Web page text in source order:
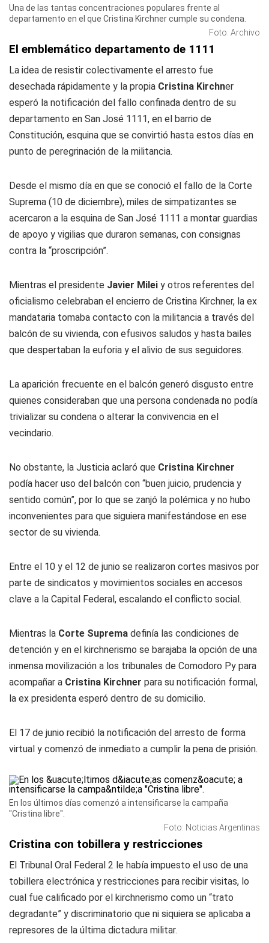
Una de las tantas concentraciones populares frente al
departamento en el que Cristina Kirchner cumple su condena.
Foto: Archivo
El emblemático departamento de 1111
La idea de resistir colectivamente el arresto fue
desechada rápidamente y la propia Cristina Kirchner
esperó la notificación del fallo confinada dentro de su
departamento en San José 1111, en el barrio de
Constitución, esquina que se convirtió hasta estos días en
punto de peregrinación de la militancia.
Desde el mismo día en que se conoció el fallo de la Corte
Suprema (10 de diciembre), miles de simpatizantes se
acercaron a la esquina de San José 1111 a montar guardias
de apoyo y vigilias que duraron semanas, con consignas
contra la “proscripción”.
Mientras el presidente Javier Milei y otros referentes del
oficialismo celebraban el encierro de Cristina Kirchner, la ex
mandataria tomaba contacto con la militancia a través del
balcón de su vivienda, con efusivos saludos y hasta bailes
que despertaban la euforia y el alivio de sus seguidores.
La aparición frecuente en el balcón generó disgusto entre
quienes consideraban que una persona condenada no podía
trivializar su condena o alterar la convivencia en el
vecindario.
No obstante, la Justicia aclaró que Cristina Kirchner
podía hacer uso del balcón con “buen juicio, prudencia y
sentido común”, por lo que se zanjó la polémica y no hubo
inconvenientes para que siguiera manifestándose en ese
sector de su vivienda.
Entre el 10 y el 12 de junio se realizaron cortes masivos por
parte de sindicatos y movimientos sociales en accesos
clave a la Capital Federal, escalando el conflicto social.
Mientras la Corte Suprema definía las condiciones de
detención y en el kirchnerismo se barajaba la opción de una
inmensa movilización a los tribunales de Comodoro Py para
acompañar a Cristina Kirchner para su notificación formal,
la ex presidenta esperó dentro de su domicilio.
El 17 de junio recibió la notificación del arresto de forma
virtual y comenzó de inmediato a cumplir la pena de prisión.
En los últimos días comenzó a intensificarse la campaña
"Cristina libre".
Foto: Noticias Argentinas
Cristina con tobillera y restricciones
El Tribunal Oral Federal 2 le había impuesto el uso de una
tobillera electrónica y restricciones para recibir visitas, lo
cual fue calificado por el kirchnerismo como un “trato
degradante” y discriminatorio que ni siquiera se aplicaba a
represores de la última dictadura militar.